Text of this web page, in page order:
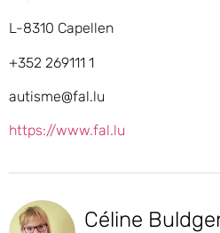
L-8310 Capellen
+352 269111 1
autisme@fal.lu
https://www.fal.lu
Céline